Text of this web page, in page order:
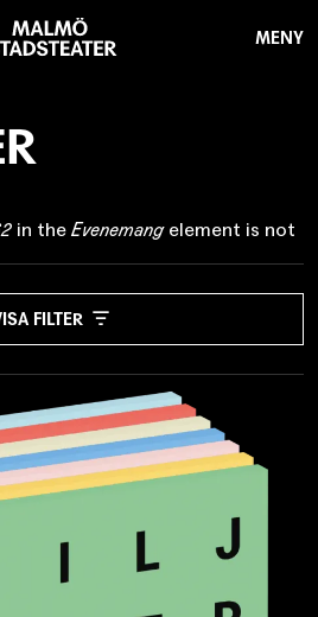
MENY
in the Evenemangelement is not
FLER FILTER
FILTER